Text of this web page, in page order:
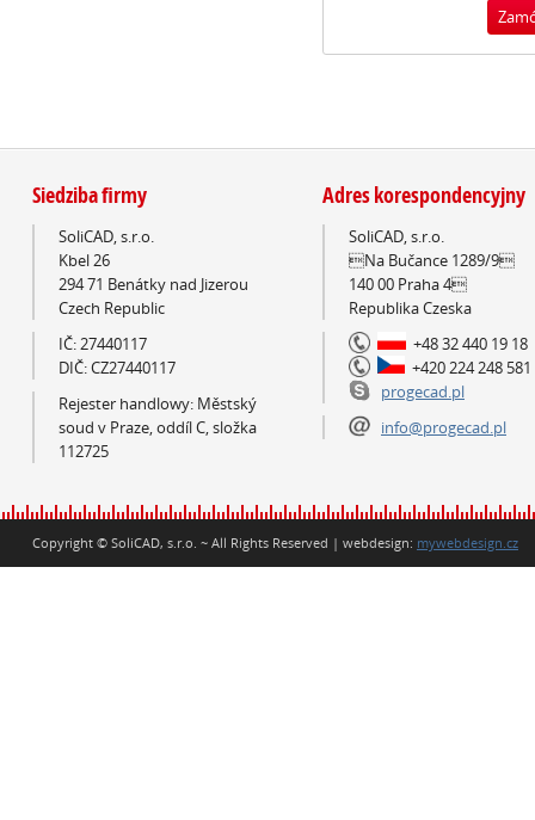
Siedziba firmy
SoliCAD, s.r.o.
Kbel 26
294 71 Benátky nad Jizerou
Czech Republic
IČ: 27440117
DIČ: CZ27440117
Rejester handlowy: Městský
soud v Praze, oddíl C, složka
112725
Adres korespondencyjny
SoliCAD, s.r.o.
Na Bučance 1289/9
140 00 Praha 4
Republika Czeska
+48 32 440 19 18
+420 224 248 581
progecad.pl
info@progecad.pl
Copyright © SoliCAD, s.r.o. ~ All Rights Reserved | webdesign: mywebdesign.cz